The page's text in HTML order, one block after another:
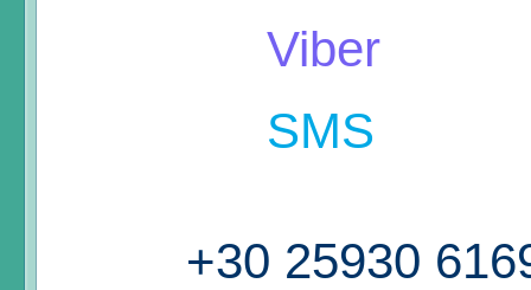
Viber
SMS
+30 25930